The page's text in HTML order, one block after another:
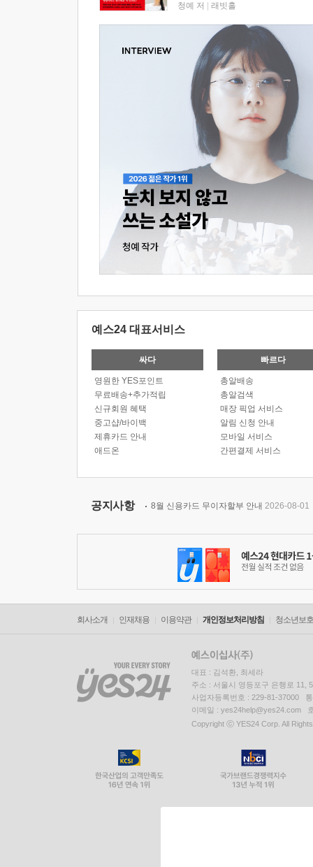
청예 저 래빗홀
예스24 대표서비스
싸다
영원한 YES포인트
무료배송+추가적립
신규회원 혜택
중고샵/바이백
제휴카드 안내
애드온
빠르다
총알배송
총알검색
매장 픽업 서비스
알림 신청 안내
모바일 서비스
간편결제 서비스
공지사항 8월 신용카드 무이자할부 안내 2026-08-01
회사소개 인재채용 이용약관 개인정보처리방침 청소년보
대표 : 김석환, 최세라
주소 : 서울시 영등포구 은행로 11,
사업자등록번호 : 229-81-37000
이메일 : yes24help@yes24.com
Copyright ⓒ YES24 Corp. All